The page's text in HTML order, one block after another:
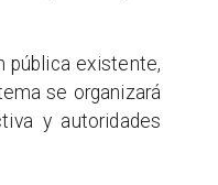
pública existente,
se organizará
y autoridades